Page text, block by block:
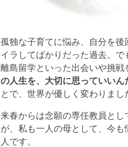
孤独な子育てに悩み、自分を後
イラしてばかりだった過去。で
離島留学といった出会いや挑戦
の人生を、大切に思っていいん
とで、世界が優しく変わりまし
来春からは念願の専任教員とし
が、私も一人の母として、今も
人です。